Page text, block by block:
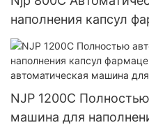
наполнения капсул
порошков
NJP 1200C
машина для